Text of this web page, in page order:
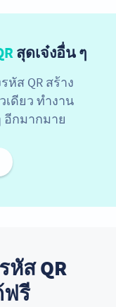
สุดเจ๋งอื่น ๆ
ส QR สร้าง
เดียว ทำงาน
กมากมาย
ส QR
ฟรี